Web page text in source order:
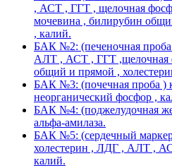
, АСТ , ГГТ , щелочная
мочевина , билирубин
, калий.
БАК №2: (печеночная
АЛТ , АСТ , ГГТ ,щелочная
общий и прямой ,
БАК №3: (почечная проба )
неорганический фосфор ,
БАК №4: (поджелудочная
альфа-амилаза.
БАК №5: (сердечный
холестерин , ЛДГ , АЛТ ,
калий.